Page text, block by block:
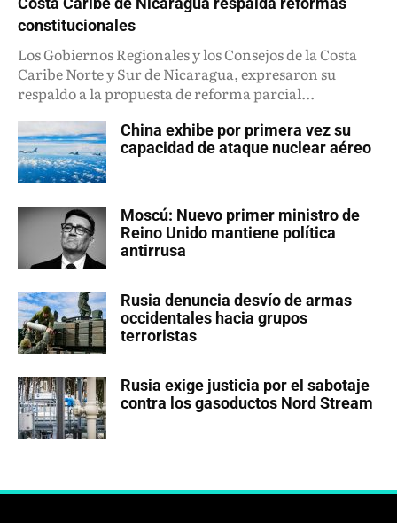
constitucionales
Los Gobiernos Regionales y los Consejos de la Costa
Caribe Norte y Sur de Nicaragua, expresaron su
respaldo a la propuesta de reforma parcial...
China exhibe por primera vez su
capacidad de ataque nuclear aéreo
Moscú: Nuevo primer ministro de
Reino Unido mantiene política
antirrusa
Rusia denuncia desvío de armas
occidentales hacia grupos
terroristas
Rusia exige justicia por el sabotaje
contra los gasoductos Nord Stream